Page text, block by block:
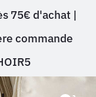
75€ d'achat |
commande